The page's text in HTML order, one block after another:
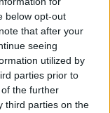
below opt-out
that after your
seeing
utilized by
parties prior to
the further
third parties on the
οι κλάδοι
από